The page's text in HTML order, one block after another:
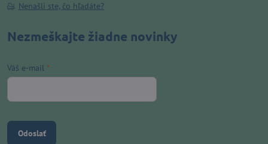
Nenašli ste, čo hľadáte?
Nezmeškajte žiadne novinky
Váš e-mail *
Odoslať